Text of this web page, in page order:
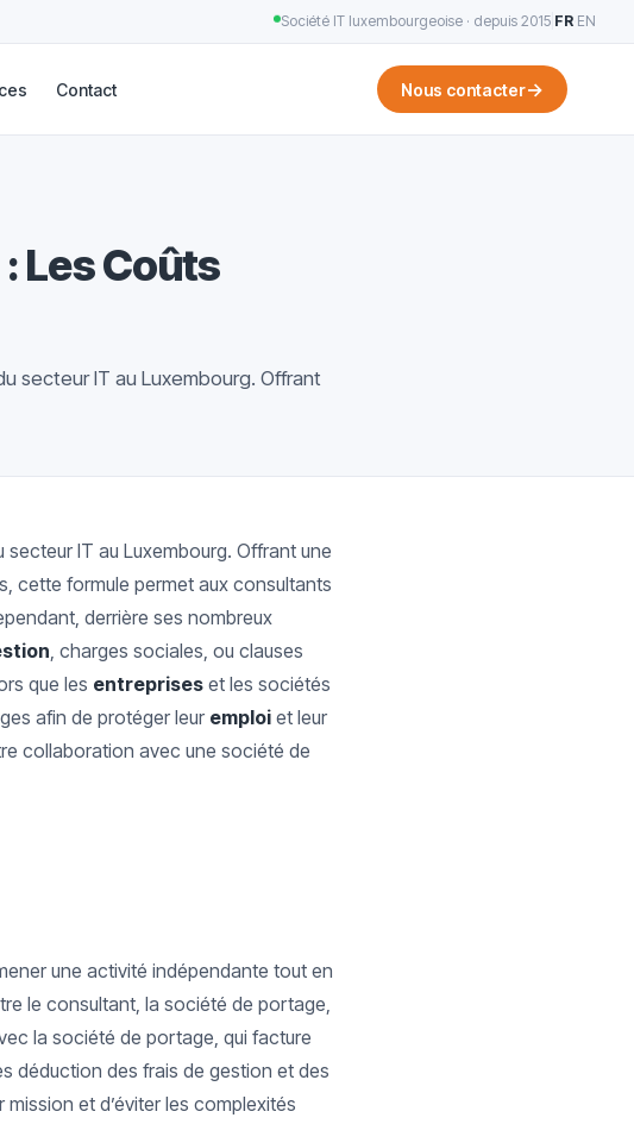
Société IT luxembourgeoise · depuis 2015 FR EN
Contact Nous contacter→
Les Coûts
secteur IT au Luxembourg. Offrant
IT au Luxembourg. Offrant une
cette formule permet aux consultants
derrière ses nombreux
, charges sociales, ou clauses
que les entreprises et les sociétés
afin de protéger leur emploi et leur
collaboration avec une société de
une activité indépendante tout en
le consultant, la société de portage,
la société de portage, qui facture
déduction des frais de gestion et des
et d’éviter les complexités